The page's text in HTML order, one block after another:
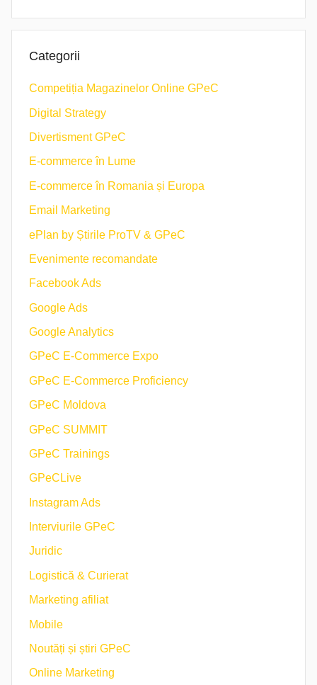
Categorii
Competiția Magazinelor Online GPeC
Digital Strategy
Divertisment GPeC
E-commerce în Lume
E-commerce în Romania și Europa
Email Marketing
ePlan by Știrile ProTV & GPeC
Evenimente recomandate
Facebook Ads
Google Ads
Google Analytics
GPeC E-Commerce Expo
GPeC E-Commerce Proficiency
GPeC Moldova
GPeC SUMMIT
GPeC Trainings
GPeCLive
Instagram Ads
Interviurile GPeC
Juridic
Logistică & Curierat
Marketing afiliat
Mobile
Noutăți și știri GPeC
Online Marketing